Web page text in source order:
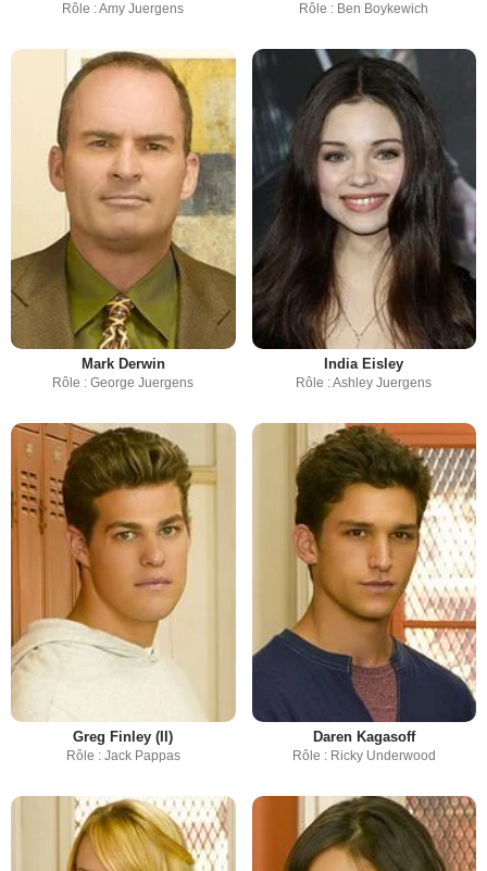
Rôle : Amy Juergens Rôle : Ben Boykewich
Mark Derwin
Rôle : George Juergens
India Eisley
Rôle : Ashley Juergens
Greg Finley (II)
Rôle : Jack Pappas
Daren Kagasoff
Rôle : Ricky Underwood